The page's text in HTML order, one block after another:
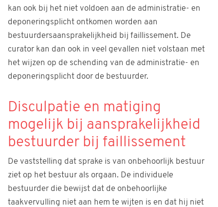
kan ook bij het niet voldoen aan de administratie- en
deponeringsplicht ontkomen worden aan
bestuurdersaansprakelijkheid bij faillissement. De
curator kan dan ook in veel gevallen niet volstaan met
het wijzen op de schending van de administratie- en
deponeringsplicht door de bestuurder.
Disculpatie en matiging
mogelijk bij aansprakelijkheid
bestuurder bij faillissement
De vaststelling dat sprake is van onbehoorlijk bestuur
ziet op het bestuur als orgaan. De individuele
bestuurder die bewijst dat de onbehoorlijke
taakvervulling niet aan hem te wijten is en dat hij niet